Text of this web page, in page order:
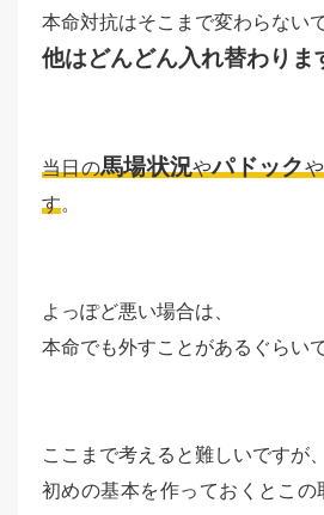
本命対抗はそこまで変わらない
他はどんどん入れ替わりま
当日の馬場状況やパドックや
す。
よっぽど悪い場合は、
本命でも外すことがあるぐらい
ここまで考えると難しいですが、
初めの基本を作っておくとこ